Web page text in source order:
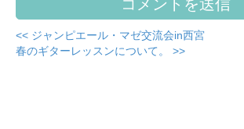
<< ジャンピエール・マゼ交流会in西宮
春のギターレッスンについて。 >>